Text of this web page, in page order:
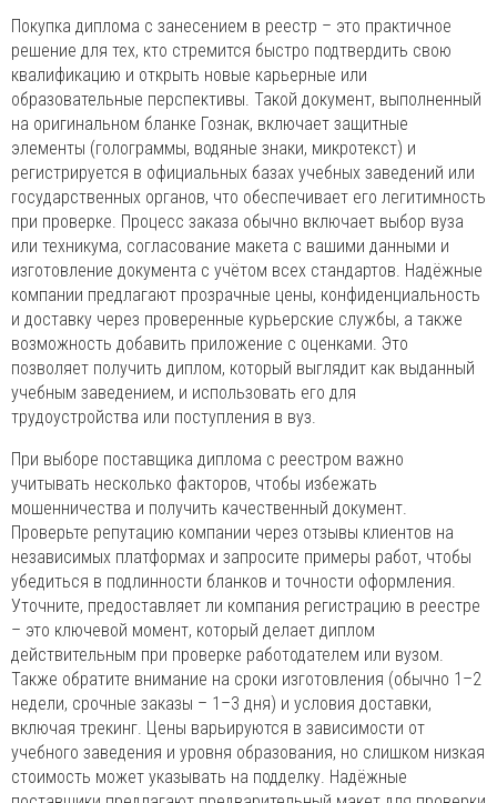
Покупка диплома с занесением в реестр – это практичное
решение для тех, кто стремится быстро подтвердить свою
квалификацию и открыть новые карьерные или
образовательные перспективы. Такой документ, выполненный
на оригинальном бланке Гознак, включает защитные
элементы (голограммы, водяные знаки, микротекст) и
регистрируется в официальных базах учебных заведений или
государственных органов, что обеспечивает его легитимность
при проверке. Процесс заказа обычно включает выбор вуза
или техникума, согласование макета с вашими данными и
изготовление документа с учётом всех стандартов. Надёжные
компании предлагают прозрачные цены, конфиденциальность
и доставку через проверенные курьерские службы, а также
возможность добавить приложение с оценками. Это
позволяет получить диплом, который выглядит как выданный
учебным заведением, и использовать его для
трудоустройства или поступления в вуз.
При выборе поставщика диплома с реестром важно
учитывать несколько факторов, чтобы избежать
мошенничества и получить качественный документ.
Проверьте репутацию компании через отзывы клиентов на
независимых платформах и запросите примеры работ, чтобы
убедиться в подлинности бланков и точности оформления.
Уточните, предоставляет ли компания регистрацию в реестре
– это ключевой момент, который делает диплом
действительным при проверке работодателем или вузом.
Также обратите внимание на сроки изготовления (обычно 1–2
недели, срочные заказы – 1–3 дня) и условия доставки,
включая трекинг. Цены варьируются в зависимости от
учебного заведения и уровня образования, но слишком низкая
стоимость может указывать на подделку. Надёжные